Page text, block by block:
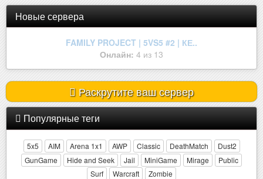
Новые сервера
[CSDM]Sentry+Destroyer[FREE+VI..
Онлайн:12 из 32
Раскрутите ваш сервер
Популярные теги
5x5 AIM Arena 1x1 AWP Classic DeathMatch
Dust2
GunGame
Hide and Seek Jail MiniGame Mirage
Public
Surf
Warcraft Zombie